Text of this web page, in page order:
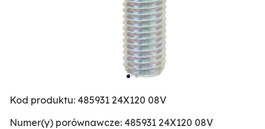
Kod produktu: 485931 24X120 08V
Numer(y) porównawcze: 485931 24X120 08V